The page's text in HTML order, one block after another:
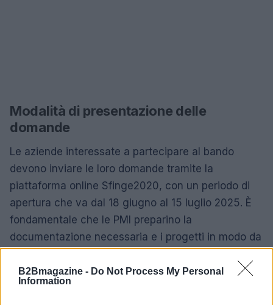
B2Bmagazine - Do Not Process My Personal
Information
Modalità di presentazione delle
domande
Le aziende interessate a partecipare al bando
devono inviare le loro domande tramite la
piattaforma online Sfinge2020, con un periodo di
apertura che va dal 18 giugno al 15 luglio 2025. È
fondamentale che le PMI preparino la
documentazione necessaria e i progetti in modo da
grado di evidenziare l’impatto positivo delle nuove
tecnologie sul loro operato.